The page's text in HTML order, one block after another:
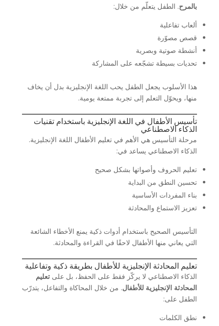
بالمرح. الطفل يتعلّم من خلال:
ألعاب تفاعلية
قصص مصوّرة
أنشطة صوتية وبصرية
تحديات بسيطة تشجّعه على المشاركة
هذا الأسلوب يجعل الطفل يحب اللغة الإنجليزية بدل أن يخاف
منها، ويحوّل التعلم إلى تجربة ممتعة يومية.
تأسيس الأطفال في اللغة الإنجليزية باستخدام تقنيات
الذكاء الاصطناعي
مرحلة التأسيس هي الأهم في تعليم الأطفال اللغة الإنجليزية.
الذكاء الاصطناعي يساعد في:
تعليم الحروف وأصواتها بشكل صحيح
تحسين النطق من البداية
بناء المفردات الأساسية
تعزيز الاستماع والمحادثة
التأسيس الصحيح باستخدام أدوات ذكية يمنع الأخطاء الشائعة
التي يعاني منها الأطفال لاحقًا في القراءة والمحادثة.
تعليم المحادثة الإنجليزية للأطفال بطريقة ذكية وتفاعلية
الذكاء الاصطناعي لا يركّز فقط على الحفظ، بل على تعليم
المحادثة الإنجليزية للأطفال. من خلال المحاكاة والتفاعل، يتدرّب
الطفل على:
نطق الكلمات